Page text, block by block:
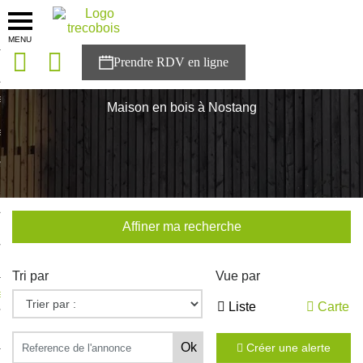
MENU
solutions
Trecobois
à NESTOR
Maison en bois à Nostang
Affiner ma recherche
Tri par Vue par
Liste Carte
Créer une alerte